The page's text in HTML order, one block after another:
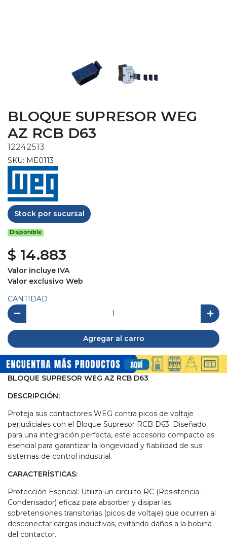
BLOQUE SUPRESOR WEG
AZ RCB D63
12242513
SKU: ME0113
Stock por sucursal
Disponible
$ 14.883
Valor incluye IVA
Valor exclusivo Web
CANTIDAD
Agregar al carro
BLOQUE SUPRESOR WEG AZ RCB D63
DESCRIPCIÓN:
Proteja sus contactores WEG contra picos de voltaje
perjudiciales con el Bloque Supresor RCB D63. Diseñado
para una integración perfecta, este accesorio compacto es
esencial para garantizar la longevidad y fiabilidad de sus
sistemas de control industrial.
CARACTERÍSTICAS:
Protección Esencial: Utiliza un circuito RC (Resistencia-
Condensador) eficaz para absorber y disipar las
sobretensiones transitorias (picos de voltaje) que ocurren al
desconectar cargas inductivas, evitando daños a la bobina
del contactor.